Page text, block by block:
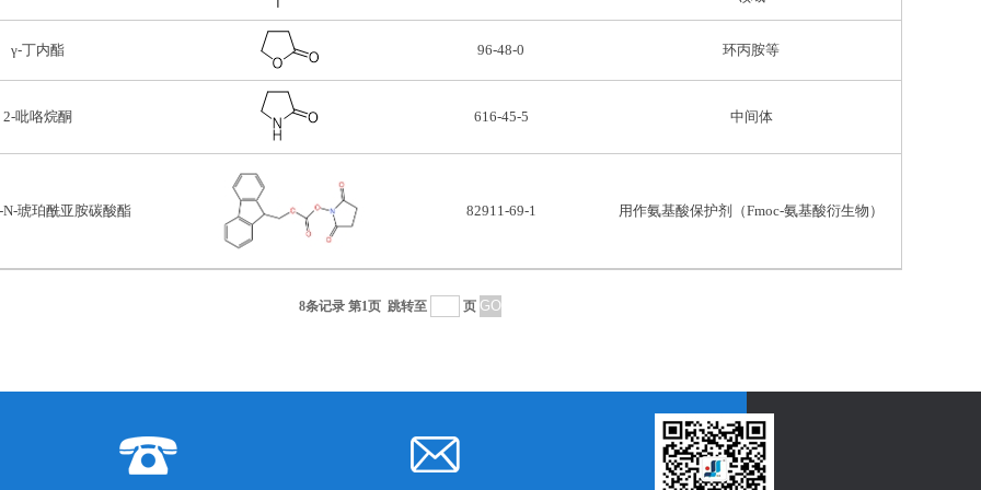
γ-丁内酯 96-48-0 环丙胺等
2-吡咯烷酮 616-45-5 中间体
琥珀酰亚胺碳酸酯 82911-69-1 用作氨基酸保护剂（Fmoc-氨基酸衍生物）
8条记录 第1页 跳转至 页